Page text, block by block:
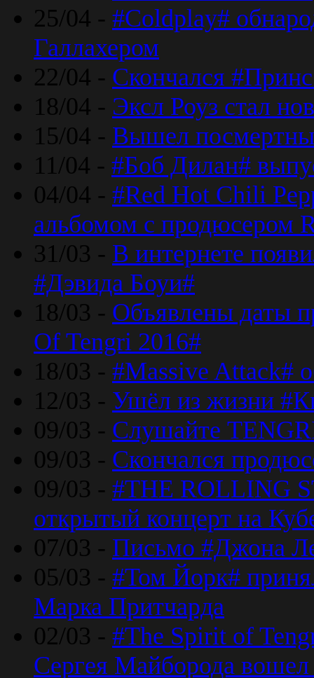
25/04 - #Coldplay#
Галлахером
22/04 - Скончался
18/04 - Эксл Роуз стал
15/04 - Вышел
11/04 - #Боб Дилан#
04/04 - #Red Hot Chili
альбомом с продюсером
31/03 - В интернете
#Дэвида Боуи#
18/03 - Объявлены даты
Of Tengri 2016#
18/03 - #Massive Attack#
12/03 - Ушёл из жизни
09/03 - Слушайте
09/03 - Скончался
09/03 - #THE ROLLING
открытый концерт на
07/03 - Письмо #Джона
05/03 - #Том Йорк#
Марка Притчарда
02/03 - #The Spirit of
Сергея Майборода